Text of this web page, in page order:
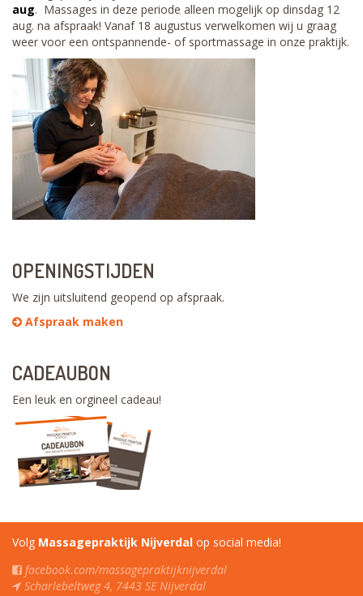
aug. Massages in deze periode alleen mogelijk op dinsdag 12
aug. na afspraak! Vanaf 18 augustus verwelkomen wij u graag
weer voor een ontspannende- of sportmassage in onze praktijk.
OPENINGSTIJDEN
We zijn uitsluitend geopend op afspraak.
Afspraak maken
CADEAUBON
Een leuk en orgineel cadeau!
Volg Massagepraktijk Nijverdal op social media!
facebook.com/massagepraktijknijverdal
Scharlebeltweg 4, 7443 SE Nijverdal